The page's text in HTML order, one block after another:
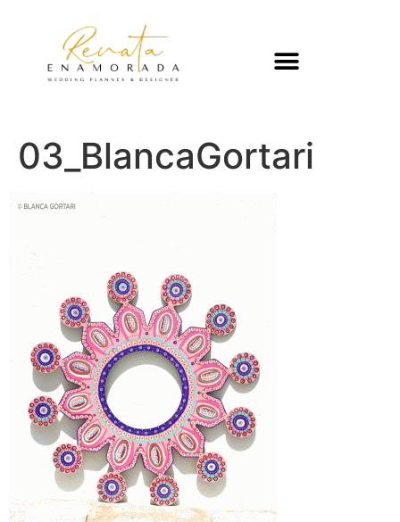
03_BlancaGortari